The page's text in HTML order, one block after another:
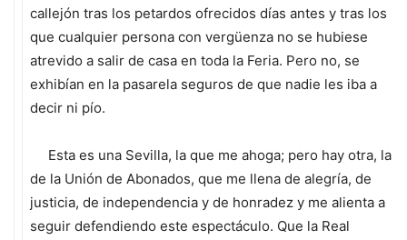
callejón tras los petardos ofrecidos días antes y tras los
que cualquier persona con vergüenza no se hubiese
atrevido a salir de casa en toda la Feria. Pero no, se
exhibían en la pasarela seguros de que nadie les iba a
decir ni pío.
Esta es una Sevilla, la que me ahoga; pero hay otra, la
de la Unión de Abonados, que me llena de alegría, de
justicia, de independencia y de honradez y me alienta a
seguir defendiendo este espectáculo. Que la Real